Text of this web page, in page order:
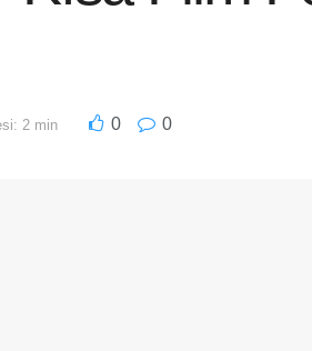
2 min 0 0